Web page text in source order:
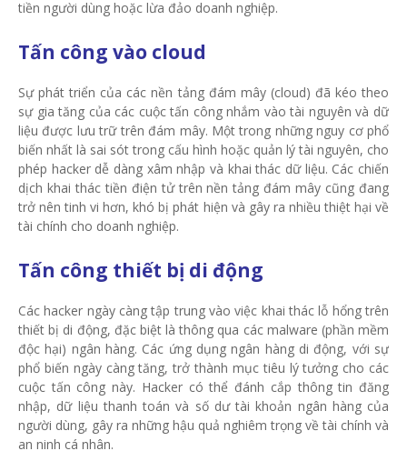
tiền người dùng hoặc lừa đảo doanh nghiệp.
Tấn công vào cloud
Sự phát triển của các nền tảng đám mây (cloud) đã kéo theo
sự gia tăng của các cuộc tấn công nhắm vào tài nguyên và dữ
liệu được lưu trữ trên đám mây. Một trong những nguy cơ phổ
biến nhất là sai sót trong cấu hình hoặc quản lý tài nguyên, cho
phép hacker dễ dàng xâm nhập và khai thác dữ liệu. Các chiến
dịch khai thác tiền điện tử trên nền tảng đám mây cũng đang
trở nên tinh vi hơn, khó bị phát hiện và gây ra nhiều thiệt hại về
tài chính cho doanh nghiệp.
Tấn công thiết bị di động
Các hacker ngày càng tập trung vào việc khai thác lỗ hổng trên
thiết bị di động, đặc biệt là thông qua các malware (phần mềm
độc hại) ngân hàng. Các ứng dụng ngân hàng di động, với sự
phổ biến ngày càng tăng, trở thành mục tiêu lý tưởng cho các
cuộc tấn công này. Hacker có thể đánh cắp thông tin đăng
nhập, dữ liệu thanh toán và số dư tài khoản ngân hàng của
người dùng, gây ra những hậu quả nghiêm trọng về tài chính và
an ninh cá nhân.